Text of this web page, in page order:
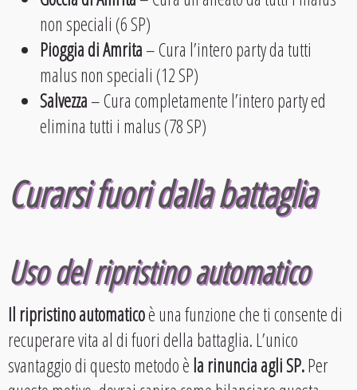
non speciali (6 SP)
Pioggia di Amrita– Cura l’intero party da tutti
malus non speciali (12 SP)
Salvezza– Cura completamente l’intero party ed
elimina tutti i malus (78 SP)
Curarsi fuori dalla battaglia
Uso del ripristino automatico
Il ripristino automaticoè una funzione che ti consente di
recuperare vita al di fuori della battaglia. L’unico
svantaggio di questo metodo èla rinuncia agli SP.Per